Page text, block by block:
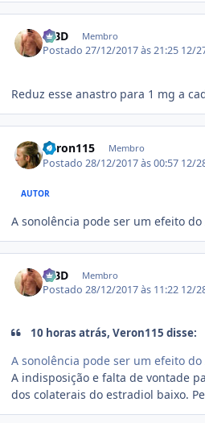
MBD Membro
Postado27/12/2017 às 21:25 12/
Reduz esse anastro para 1 mg a
Veron115 Membro
Postado28/12/2017 às 00:57 12/
AUTOR
A sonolência pode ser um efeito do
MBD Membro
Postado28/12/2017 às 11:22 12/
10 horas atrás, Veron115 disse:
A sonolência pode ser um efeito do
A indisposição e falta de vontade
dos colaterais do estradiol baixo.